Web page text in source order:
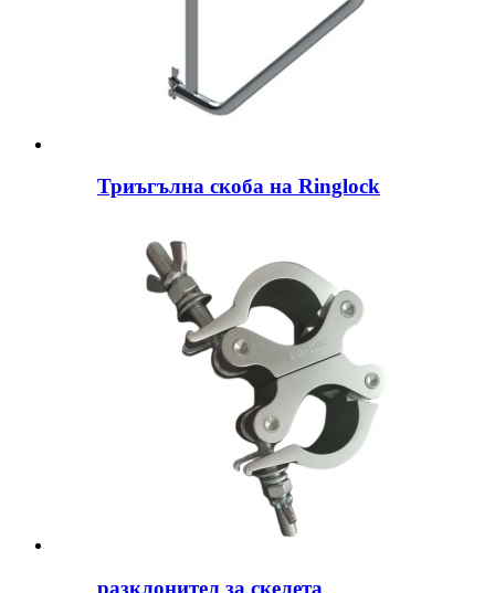
Триъгълна скоба на Ringlock
разклонител за скелета